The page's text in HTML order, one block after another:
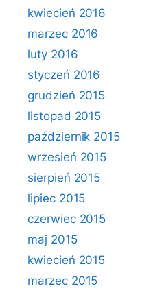
kwiecień 2016
marzec 2016
luty 2016
styczeń 2016
grudzień 2015
listopad 2015
październik 2015
wrzesień 2015
sierpień 2015
lipiec 2015
czerwiec 2015
maj 2015
kwiecień 2015
marzec 2015